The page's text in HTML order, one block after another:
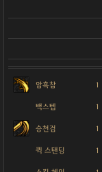
암흑참 1
백스텝 1
승천검 1
퀵 스탠딩 1